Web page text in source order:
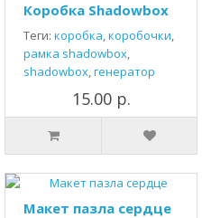
Коробка Shadowbox
Теги: коробка,коробочки,
рамка shadowbox,
shadowbox,генератор
15.00 р.
Макет пазла сердце